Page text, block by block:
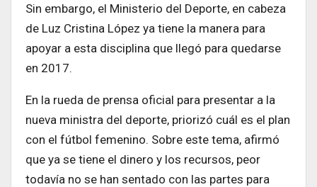
Sin embargo, el Ministerio del Deporte, en cabeza
de Luz Cristina López ya tiene la manera para
apoyar a esta disciplina que llegó para quedarse
en 2017.
En la rueda de prensa oficial para presentar a la
nueva ministra del deporte, priorizó cuál es el plan
con el fútbol femenino. Sobre este tema, afirmó
que ya se tiene el dinero y los recursos, peor
todavía no se han sentado con las partes para